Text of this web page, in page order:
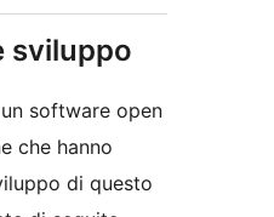
sviluppo
software open
che hanno
di questo